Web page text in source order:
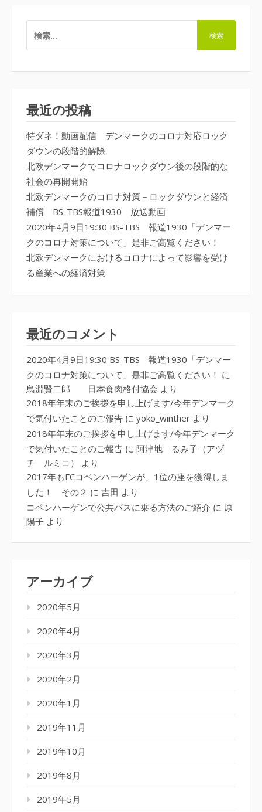
索:
最近の投稿
特ダネ！動画配信 デンマークのコロナ対応ロック
ダウンの段階的解除
北欧デンマークでコロナロックダウン後の段階的な
社会の再開開始
北欧デンマークのコロナ対策－ロックダウンと経済
補償 BS-TBS報道1930 放送動画
2020年4月9日19:30 BS-TBS 報道1930「デンマー
クのコロナ対策について」是非ご高覧ください！
北欧デンマークにおけるコロナによって影響を受け
る産業への経済対策
最近のコメント
2020年4月9日19:30 BS-TBS 報道1930「デンマー
クのコロナ対策について」是非ご高覧ください！ に
鳥淵賢二郎 日本食肉格付協会 より
2018年年末のご挨拶を申し上げます/今年デンマーク
で気付いたことのご報告 に yoko_winther より
2018年年末のご挨拶を申し上げます/今年デンマーク
で気付いたことのご報告 に 阿津地 るみ子（アヅ
チ ルミコ）
より
2017年もFCコペンハーゲンが、1位の座を獲得しま
した！ その２ に 吉田 より
コペンハーゲンで公共バスに乗る方法のご紹介 に 原
陽子 より
アーカイブ
2020年5月
2020年4月
2020年3月
2020年2月
2020年1月
2019年11月
2019年10月
2019年8月
2019年5月